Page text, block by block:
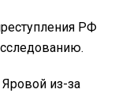
РФ
из-за